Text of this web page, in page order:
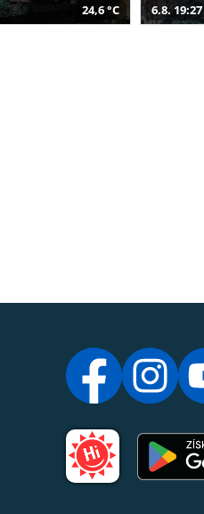
24,6 °C 6.8. 19:27